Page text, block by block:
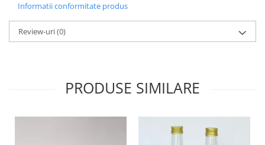
Informatii conformitate produs
Review-uri(0)
PRODUSE SIMILARE